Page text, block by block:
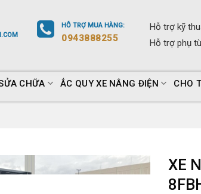
Hỗ trợ kỹ
Hỗ trợ phụ
HỖ TRỢMUA HÀNG:
0943888255
CHỮA ẮC QUY XE NÂNG ĐIỆN CHO
XE